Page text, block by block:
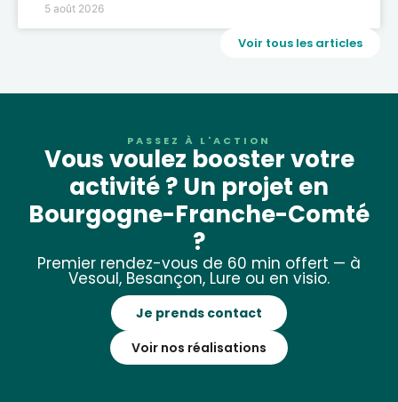
5 août 2026
Voir tous les articles
PASSEZ À L'ACTION
Vous voulez booster votre
activité ? Un projet en
Bourgogne-Franche-Comté
?
Premier rendez-vous de 60 min offert — à
Vesoul, Besançon, Lure ou en visio.
Je prends contact
Voir nos réalisations